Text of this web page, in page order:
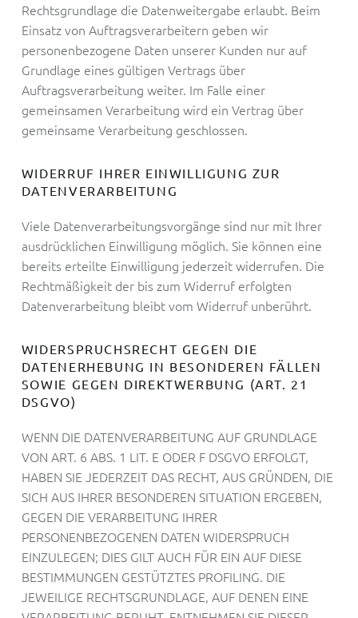
Rechtsgrundlage die Datenweitergabe erlaubt. Beim
Einsatz von Auftragsverarbeitern geben wir
personenbezogene Daten unserer Kunden nur auf
Grundlage eines gültigen Vertrags über
Auftragsverarbeitung weiter. Im Falle einer
gemeinsamen Verarbeitung wird ein Vertrag über
gemeinsame Verarbeitung geschlossen.
WIDERRUF IHRER EINWILLIGUNG ZUR
DATENVERARBEITUNG
Viele Datenverarbeitungsvorgänge sind nur mit Ihrer
ausdrücklichen Einwilligung möglich. Sie können eine
bereits erteilte Einwilligung jederzeit widerrufen. Die
Rechtmäßigkeit der bis zum Widerruf erfolgten
Datenverarbeitung bleibt vom Widerruf unberührt.
WIDERSPRUCHSRECHT GEGEN DIE
DATENERHEBUNG IN BESONDEREN FÄLLEN
SOWIE GEGEN DIREKTWERBUNG (ART. 21
DSGVO)
WENN DIE DATENVERARBEITUNG AUF GRUNDLAGE
VON ART. 6 ABS. 1 LIT. E ODER F DSGVO ERFOLGT,
HABEN SIE JEDERZEIT DAS RECHT, AUS GRÜNDEN, DIE
SICH AUS IHRER BESONDEREN SITUATION ERGEBEN,
GEGEN DIE VERARBEITUNG IHRER
PERSONENBEZOGENEN DATEN WIDERSPRUCH
EINZULEGEN; DIES GILT AUCH FÜR EIN AUF DIESE
BESTIMMUNGEN GESTÜTZTES PROFILING. DIE
JEWEILIGE RECHTSGRUNDLAGE, AUF DENEN EINE